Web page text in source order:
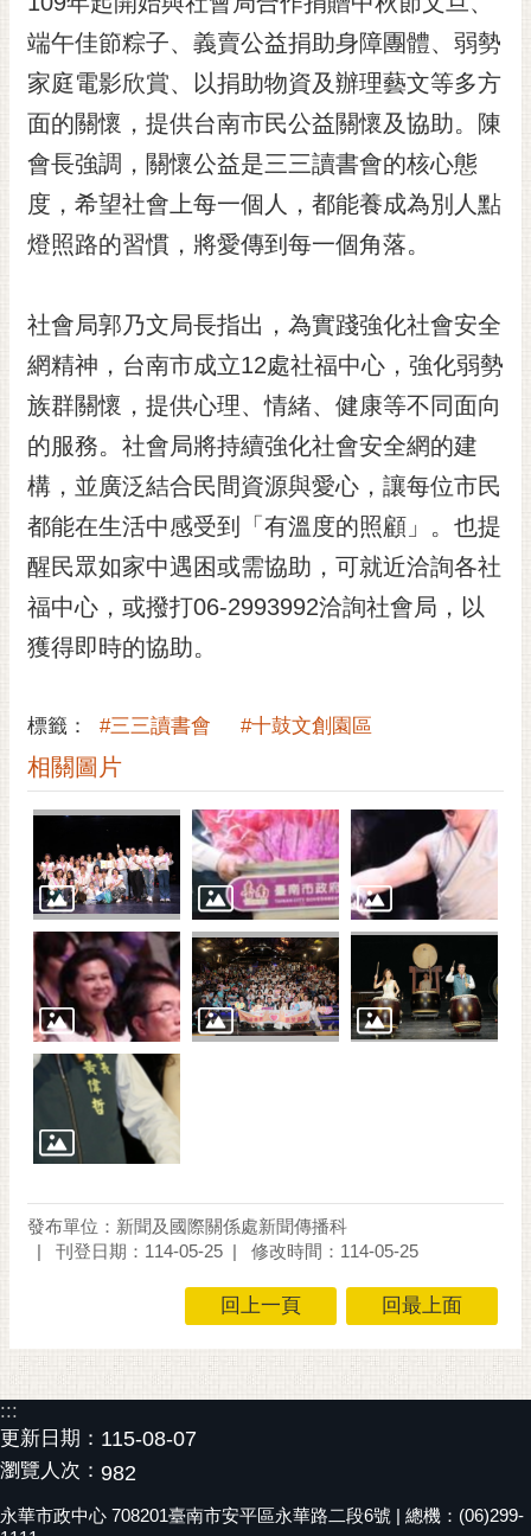
安
全
政
策
網
資
料
宣
告
市
府
交
通
位
置
端午佳節粽子、義賣公益捐助身障團體、弱勢
家庭電影欣賞、以捐助物資及辦理藝文等多方
面的關懷，提供台南市民公益關懷及協助。陳
會長強調，關懷公益是三三讀書會的核心態
度，希望社會上每一個人，都能養成為別人點
燈照路的習慣，將愛傳到每一個角落。
社會局郭乃文局長指出，為實踐強化社會安全
網精神，台南市成立12處社福中心，強化弱勢
族群關懷，提供心理、情緒、健康等不同面向
的服務。社會局將持續強化社會安全網的建
構，並廣泛結合民間資源與愛心，讓每位市民
都能在生活中感受到「有溫度的照顧」。也提
醒民眾如家中遇困或需協助，可就近洽詢各社
福中心，或撥打06-2993992洽詢社會局，以
獲得即時的協助。
標籤： #三三讀書會 #十鼓文創園區
相關圖片
發布單位：新聞及國際關係處新聞傳播科
刊登日期：114-05-25
修改時間：114-05-25
回上一頁 回最上面
:::
更新日期： 115-08-07
瀏覽人次： 982
永華市政中心 708201臺南市安平區永華路二段6號 | 總機：(06)299-